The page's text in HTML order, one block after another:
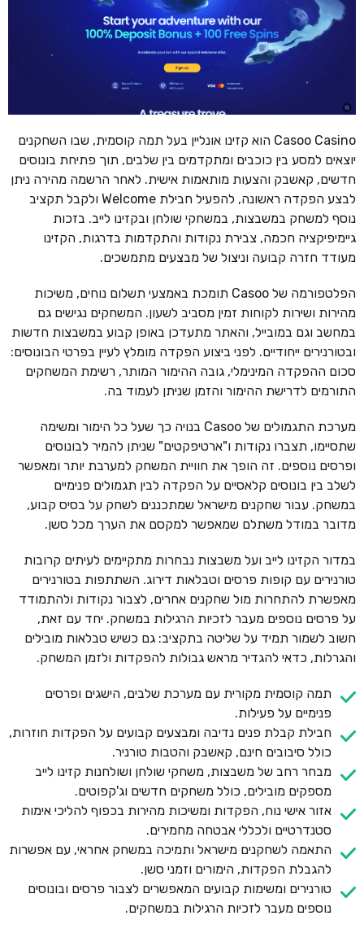
Casoo Casino הוא קזינו אונליין בעל תמה קוסמית, שבו השחקנים
יוצאים למסע בין כוכבים ומתקדמים בין שלבים, תוך פתיחת בונוסים
חדשים, קאשבק והצעות מותאמות אישית. לאחר הרשמה מהירה ניתן
לבצע הפקדה ראשונה, להפעיל חבילת Welcome ולקבל תקציב
נוסף למשחק במשבצות, במשחקי שולחן ובקזינו לייב. בזכות
גיימיפיקציה חכמה, צבירת נקודות והתקדמות בדרגות, הקזינו
מעודד חזרה קבועה וניצול של מבצעים מתמשכים.
הפלטפורמה של Casoo תומכת באמצעי תשלום נוחים, משיכות
מהירות ושירות לקוחות זמין מסביב לשעון. המשחקים נגישים גם
במחשב וגם במובייל, והאתר מתעדכן באופן קבוע במשבצות חדשות
ובטורנירים ייחודיים. לפני ביצוע הפקדה מומלץ לעיין בפרטי הבונוסים:
סכום ההפקדה המינימלי, גובה ההימור המותר, רשימת המשחקים
התורמים לדרישת ההימור והזמן שניתן לעמוד בה.
מערכת התגמולים של Casoo בנויה כך שעל כל הימור ומשימה
שתסיימו, תצברו נקודות ו"ארטיפקטים" שניתן להמיר לבונוסים
ופרסים נוספים. זה הופך את חוויית המשחק למערבת יותר ומאפשר
לשלב בין בונוסים קלאסיים על הפקדה לבין תגמולים פנימיים
במשחק. עבור שחקנים מישראל שמתכננים לשחק על בסיס קבוע,
מדובר במודל משתלם שמאפשר למקסם את הערך מכל סשן.
במדור הקזינו לייב ועל משבצות נבחרות מתקיימים לעיתים קרובות
טורנירים עם קופות פרסים וטבלאות דירוג. השתתפות בטורנירים
מאפשרת להתחרות מול שחקנים אחרים, לצבור נקודות ולהתמודד
על פרסים נוספים מעבר לזכיות הרגילות במשחק. יחד עם זאת,
חשוב לשמור תמיד על שליטה בתקציב: גם כשיש טבלאות מובילים
והגרלות, כדאי להגדיר מראש גבולות להפקדות ולזמן המשחק.
תמה קוסמית מקורית עם מערכת שלבים, הישגים ופרסים
פנימיים על פעילות.
חבילת קבלת פנים נדיבה ומבצעים קבועים על הפקדות חוזרות,
כולל סיבובים חינם, קאשבק והטבות טורניר.
מבחר רחב של משבצות, משחקי שולחן ושולחנות קזינו לייב
מספקים מובילים, כולל משחקים חדשים וג'קפוטים.
אזור אישי נוח, הפקדות ומשיכות מהירות בכפוף להליכי אימות
סטנדרטיים ולכללי אבטחה מחמירים.
התאמה לשחקנים מישראל ותמיכה במשחק אחראי, עם אפשרות
להגבלת הפקדות, הימורים וזמני סשן.
טורנירים ומשימות קבועים המאפשרים לצבור פרסים ובונוסים
נוספים מעבר לזכיות הרגילות במשחקים.